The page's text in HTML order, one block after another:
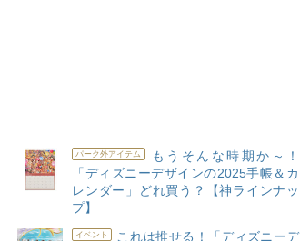
パーク外アイテム
もうそんな時期か～！
「ディズニーデザインの2025手帳＆カ
レンダー」どれ買う？【神ラインナッ
プ】
イベント
これは推せる！「ディズニーデ